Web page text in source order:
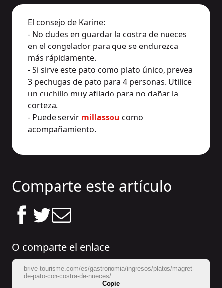
El consejo de Karine:
- No dudes en guardar la costra de nueces
en el congelador para que se endurezca
más rápidamente.
- Si sirve este pato como plato único, prevea
3 pechugas de pato para 4 personas. Utilice
un cuchillo muy afilado para no dañar la
corteza.
- Puede servir millassou como
acompañamiento.
Comparte este artículo
O comparte el enlace
brive-tourisme.com/es/gastronomia/ingresos/platos/magret-
de-pato-con-costra-de-nueces/
Copie